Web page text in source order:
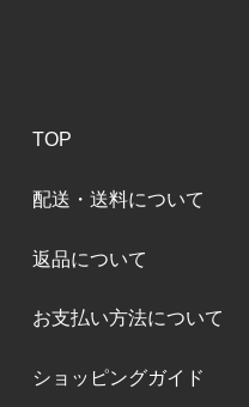
TOP
配送・送料について
返品について
お支払い方法について
ショッピングガイド